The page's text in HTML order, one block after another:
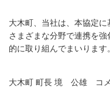
大木町、当社は、本協定
さまざまな分野で連携を
的に取り組んでまいります。
大木町 町長 境 公雄 コ